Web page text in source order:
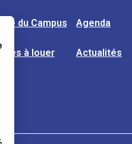
du Campus Agenda
à louer Actualités